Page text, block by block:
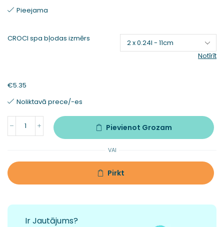
Pieejama
CROCI spa bļodas izmērs
Notīrīt
€5.35
Noliktavā prece/-es
Pievienot Grozam
VAI
Pirkt
Ir Jautājums?